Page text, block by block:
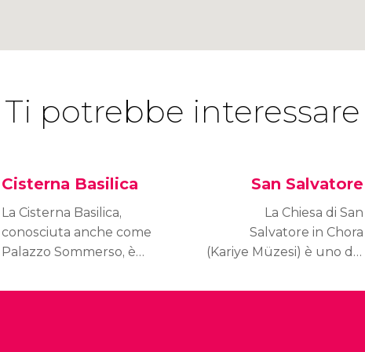
Ti potrebbe interessare
Cisterna Basilica
La Cisterna Basilica,
conosciuta anche come
Palazzo Sommerso, è
importanti di Istanbul.
San Salvatore
La Chiesa di San
Salvatore in Chora
(Kariye Müzesi) è uno dei
bizantina del mondo.